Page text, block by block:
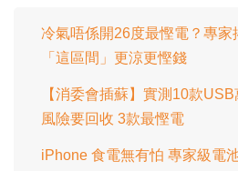
冷氣唔係開26度最慳電？專
「這區間」更涼更慳錢
【消委會插蘇】實測10款
風險要回收 3款最慳電
iPhone 食電無有怕 專家級電